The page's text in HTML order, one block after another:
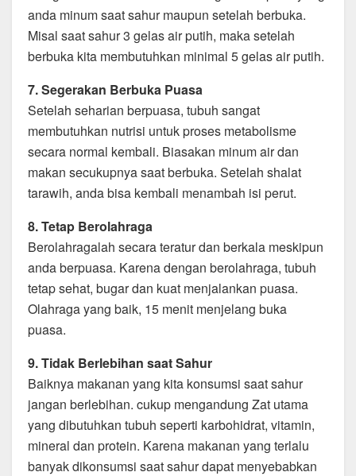
anda minum saat sahur maupun setelah berbuka.
Misal saat sahur 3 gelas air putih, maka setelah
berbuka kita membutuhkan minimal 5 gelas air putih.
7. Segerakan Berbuka Puasa
Setelah seharian berpuasa, tubuh sangat
membutuhkan nutrisi untuk proses metabolisme
secara normal kembali. Biasakan minum air dan
makan secukupnya saat berbuka. Setelah shalat
tarawih, anda bisa kembali menambah isi perut.
8. Tetap Berolahraga
Berolahragalah secara teratur dan berkala meskipun
anda berpuasa. Karena dengan berolahraga, tubuh
tetap sehat, bugar dan kuat menjalankan puasa.
Olahraga yang baik, 15 menit menjelang buka
puasa.
9. Tidak Berlebihan saat Sahur
Baiknya makanan yang kita konsumsi saat sahur
jangan berlebihan. cukup mengandung Zat utama
yang dibutuhkan tubuh seperti karbohidrat, vitamin,
mineral dan protein. Karena makanan yang terlalu
banyak dikonsumsi saat sahur dapat menyebabkan